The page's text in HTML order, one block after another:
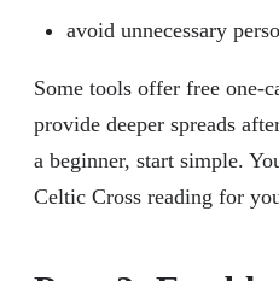
avoid unnecessary
Some tools offer free one-
provide deeper spreads
a beginner, start simple.
Celtic Cross reading for